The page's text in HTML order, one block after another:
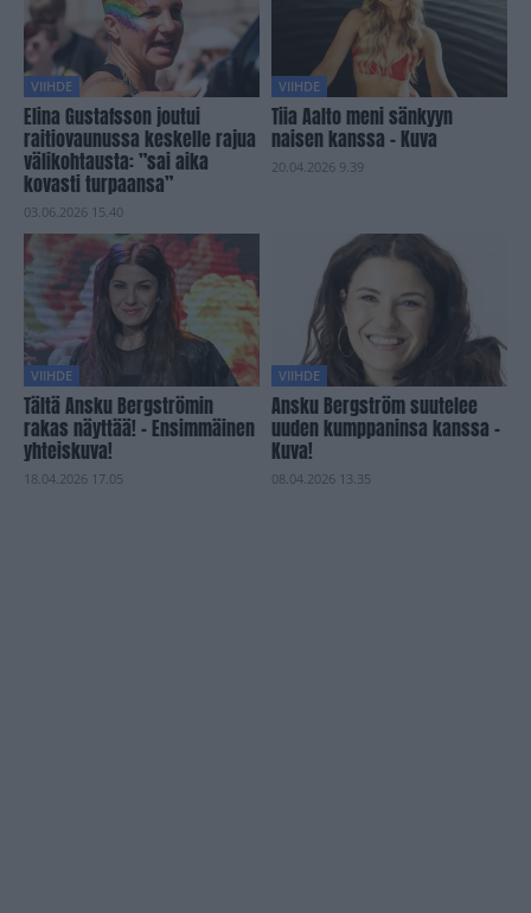
VIIHDE
Elina Gustafsson joutui
raitiovaunussa keskelle rajua
välikohtausta: ”sai aika
kovasti turpaansa”
03.06.2026 15.40
VIIHDE
Tiia Aalto meni sänkyyn
naisen kanssa – Kuva
20.04.2026 9.39
VIIHDE
Tältä Ansku Bergströmin
rakas näyttää! – Ensimmäinen
yhteiskuva!
18.04.2026 17.05
VIIHDE
Ansku Bergström suutelee
uuden kumppaninsa kanssa –
Kuva!
08.04.2026 13.35